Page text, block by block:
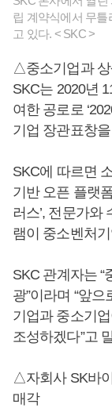
립 계약식에서 무틀
고 있다. < SKC >
△중소기업과 상
SKC는 2020년
여한 공로로
기업 장관표창
SKC에 따르면
기반 오픈 플랫
러스’, 전문가와
램이 중소벤처
SKC 관계자는
광”이라며 “앞
기업과 중소기
조성하겠다”고
△자회사 SK바
매각